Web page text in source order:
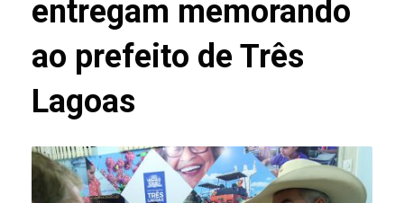
entregam memorando
ao prefeito de Três
Lagoas